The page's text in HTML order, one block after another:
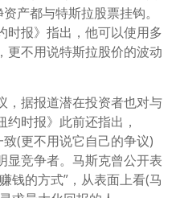
产都与特斯拉股票挂钩。
时报》指出，他可以使用多
更不用说特斯拉股价的波动
，据报道潜在投资者也对与
时报》此前还指出，
(更不用说它自己的争议)
显竞争者。马斯克曾公开表
钱的方式”，从表面上看(马